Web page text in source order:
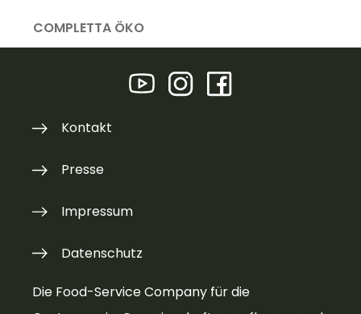
COMPLETTA ÖKO
Die Food-Service Company für die
Kontakt
Presse
Impressum
Datenschutz